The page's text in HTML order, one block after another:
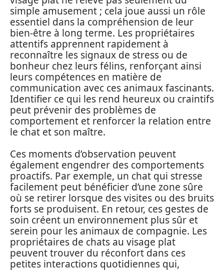
simple amusement ; cela joue aussi un rôle
essentiel dans la compréhension de leur
bien-être à long terme. Les propriétaires
attentifs apprennent rapidement à
reconnaître les signaux de stress ou de
bonheur chez leurs félins, renforçant ainsi
leurs compétences en matière de
communication avec ces animaux fascinants.
Identifier ce qui les rend heureux ou craintifs
peut prévenir des problèmes de
comportement et renforcer la relation entre
le chat et son maître.
Ces moments d’observation peuvent
également engendrer des comportements
proactifs. Par exemple, un chat qui stresse
facilement peut bénéficier d’une zone sûre
où se retirer lorsque des visites ou des bruits
forts se produisent. En retour, ces gestes de
soin créent un environnement plus sûr et
serein pour les animaux de compagnie. Les
propriétaires de chats au visage plat
peuvent trouver du réconfort dans ces
petites interactions quotidiennes qui,